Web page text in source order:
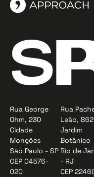
Rua George
Ohm, 230
Cidade
Monções
São Paulo - SP
CEP 04576-
020
Rua
Leão, 862
Jardim
Botânico
Rio de
- RJ
CEP